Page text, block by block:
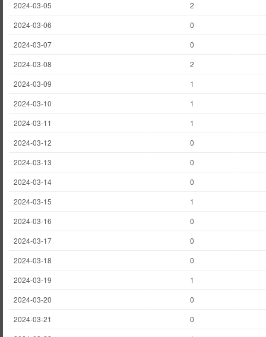
2024-03-05
2
2024-03-06
0
2024-03-07
0
2024-03-08
2
2024-03-09
1
2024-03-10
1
2024-03-11
1
2024-03-12
0
2024-03-13
0
2024-03-14
0
2024-03-15
1
2024-03-16
0
2024-03-17
0
2024-03-18
0
2024-03-19
1
2024-03-20
0
2024-03-21
0